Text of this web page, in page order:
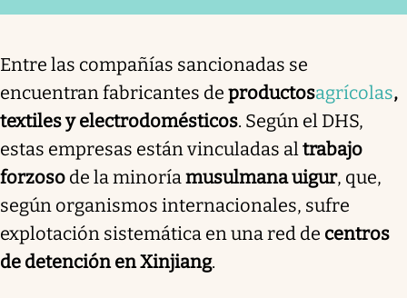
Entre las compañías sancionadas se
encuentran fabricantes de productosagrícolas,
textiles y electrodomésticos. Según el DHS,
estas empresas están vinculadas altrabajo
forzoso de la minoríamusulmana uigur, que,
según organismos internacionales, sufre
explotación sistemática en una red de centros
de detención en Xinjiang.